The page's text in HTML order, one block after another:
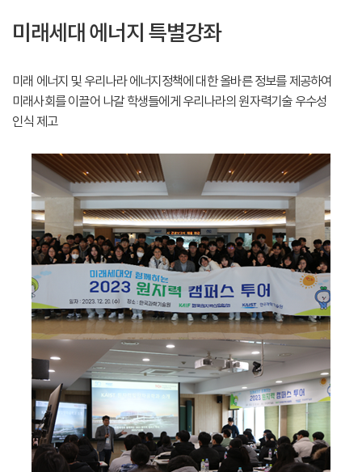
미래세대 교육
미래세대 에너지 특별강좌
미래 에너지 및 우리나라 에너지정책에 대한 올바른 정보를 제공하여
미래사회를 이끌어 나갈 학생들에게 우리나라의 원자력기술 우수성
인식 제고